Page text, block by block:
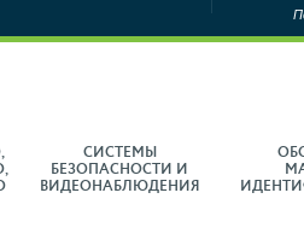
СИСТЕМЫ
БЕЗОПАСНОСТИ И
ВИДЕОНАБЛЮДЕНИЯ